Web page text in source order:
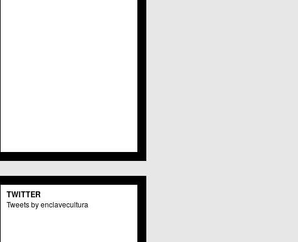
C.C.S. La Paz
C.M. El Carmen
Centros Culturales
C.C. Puertas de Castilla
TWITTER
Tweets by enclavecultura